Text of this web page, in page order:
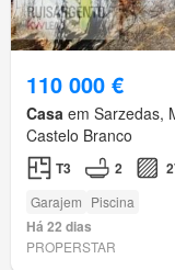
110 000 €
Casa em Sarzedas,
Castelo Branco
T3 2
Garajem Piscina
Há 22 dias
PROPERSTAR